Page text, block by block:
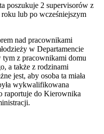
poszukuje 2 supervisorów z
lub po wcześniejszym
nad pracownikami
w Departamencie
z pracownikami domu
a także z rodzinami
jest, aby osoba ta miała
wykwalifikowana
raportuje do Kierownika